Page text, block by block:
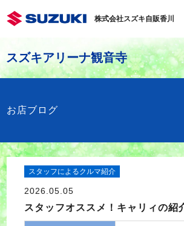
株式会社スズキ自販香川
スズキアリーナ観音寺
お店ブログ
スタッフによるクルマ紹介
2026.05.05
スタッフオススメ！キャリィの紹